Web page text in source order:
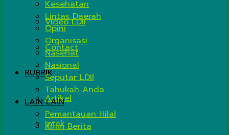
Video LDII
Contact
RUBRIK
Artikel
Iptek
Kesehatan
Lintas Daerah
Opini
Organisasi
Nasehat
Nasional
Seputar LDII
Tahukah Anda
LAIN LAIN
Pemantauan Hilal
Kirim Berita